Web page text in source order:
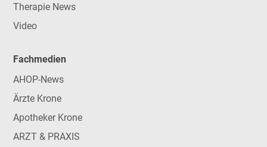
Therapie News
Video
Fachmedien
AHOP-News
Ärzte Krone
Apotheker Krone
ARZT & PRAXIS